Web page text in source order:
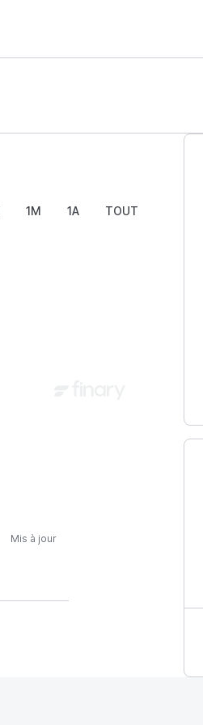
1M 1A TOUT
Mis à jour